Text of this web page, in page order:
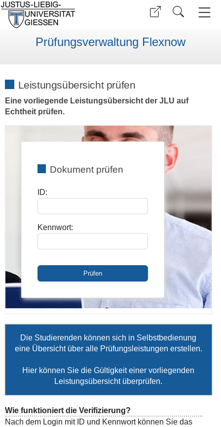
Prüfungsverwaltung Flexnow
Leistungsübersicht prüfen
Eine vorliegende Leistungsübersicht der JLU auf
Echtheit prüfen.
Dokument prüfen
ID:
Kennwort:
Prüfen
Die Studierenden können sich in Selbstbedienung
eine Übersicht über alle Prüfungsleistungen erstellen.
Hier können Sie die Gültigkeit einer vorliegenden
Leistungsübersicht überprüfen.
Wie funktioniert die Verifizierung?
Nach dem Login mit ID und Kennwort können Sie das